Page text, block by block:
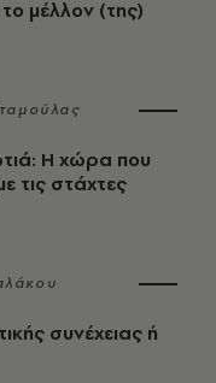
μέλλον (της)
Η χώρα που
τις στάχτες
συνέχειας ή